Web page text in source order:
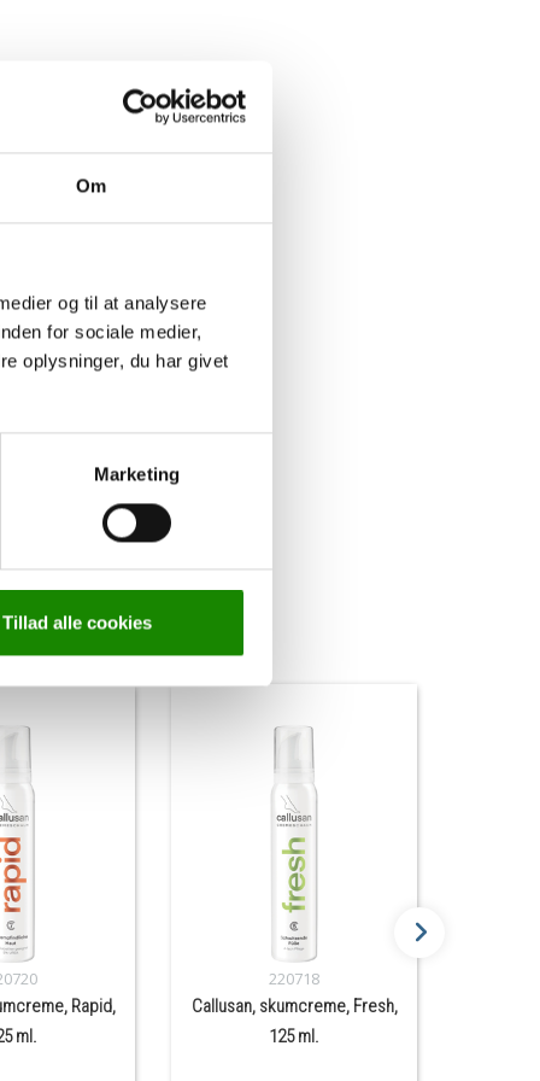
Om
og til at analysere
for sociale medier,
oplysninger, du har givet
Marketing
Tillad alle cookies
typer materialer og fri for
Alkyl Lactate, Urea,
Propane, Aesculus
Laurate,
Copolymer,
Sodium Benzoate,
Rapid,
ml.
220718
Callusan, skumcreme, Fresh,
125 ml.